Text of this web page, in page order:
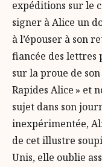
expéditions sur le
signer à Alice un
à l’épouser à son
fiancée des lettres
sur la proue de
Rapides Alice » et
sujet dans son
inexpérimentée,
de cet illustre
Unis, elle oublie